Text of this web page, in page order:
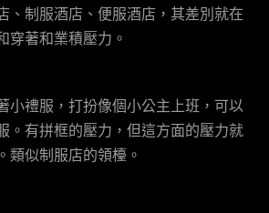
、制服酒店、便服酒店，其差別就在
穿著和業積壓力。
小禮服，打扮像個小公主上班，可以
。有拼框的壓力，但這方面的壓力就
類似制服店的領檯。